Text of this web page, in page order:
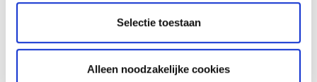
Selectie toestaan
Alleen noodzakelijke cookies